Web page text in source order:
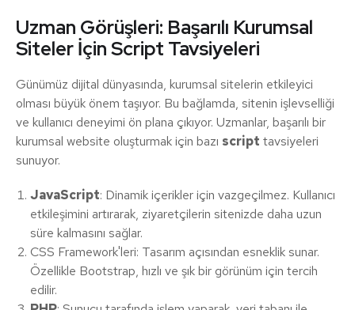
Uzman Görüşleri: Başarılı Kurumsal
Siteler İçin Script Tavsiyeleri
Günümüz dijital dünyasında, kurumsal sitelerin etkileyici
olması büyük önem taşıyor. Bu bağlamda, sitenin işlevselliği
ve kullanıcı deneyimi ön plana çıkıyor. Uzmanlar, başarılı bir
kurumsal website oluşturmak için bazı script tavsiyeleri
sunuyor.
JavaScript: Dinamik içerikler için vazgeçilmez. Kullanıcı
etkileşimini artırarak, ziyaretçilerin sitenizde daha uzun
süre kalmasını sağlar.
CSS Framework'leri: Tasarım açısından esneklik sunar.
Özellikle Bootstrap, hızlı ve şık bir görünüm için tercih
edilir.